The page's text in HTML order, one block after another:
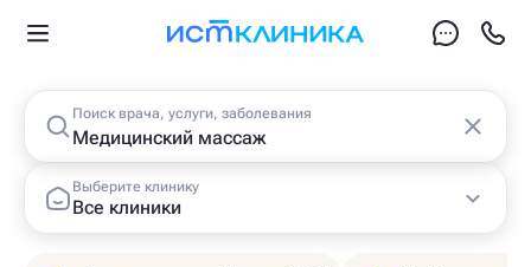
Поиск врача, услуги, заболевания
Выберите клинику
Все клиники